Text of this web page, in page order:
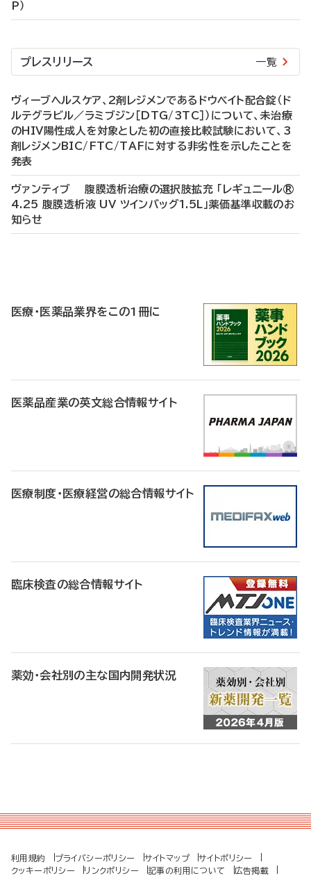
P）
プレスリリース 一覧
ヴィーブヘルスケア、2剤レジメンであるドウベイト配合錠（ド
ルテグラビル／ラミブジン［DTG/3TC］）について、未治療
のHIV陽性成人を対象とした初の直接比較試験において、3
剤レジメンBIC/FTC/TAFに対する非劣性を示したことを
発表
ヴァンティブ 腹膜透析治療の選択肢拡充 「レギュニール®
4.25 腹膜透析液 UV ツインバッグ1.5L」薬価基準収載のお
知らせ
医療・医薬品業界をこの1冊に
医薬品産業の英文総合情報サイト
医療制度・医療経営の総合情報サイト
臨床検査の総合情報サイト
薬効・会社別の主な国内開発状況
利用規約 プライバシーポリシー サイトマップ
サイトポリシー
クッキーポリシー
リンクポリシー 記事の利用について 広告掲載